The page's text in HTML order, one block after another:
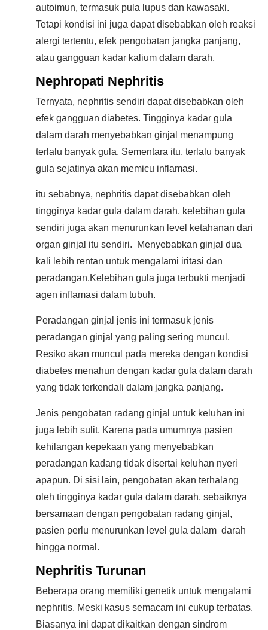
autoimun, termasuk pula lupus dan kawasaki.
Tetapi kondisi ini juga dapat disebabkan oleh reaksi
alergi tertentu, efek pengobatan jangka panjang,
atau gangguan kadar kalium dalam darah.
Nephropati Nephritis
Ternyata, nephritis sendiri dapat disebabkan oleh
efek gangguan diabetes. Tingginya kadar gula
dalam darah menyebabkan ginjal menampung
terlalu banyak gula. Sementara itu, terlalu banyak
gula sejatinya akan memicu inflamasi.
itu sebabnya, nephritis dapat disebabkan oleh
tingginya kadar gula dalam darah. kelebihan gula
sendiri juga akan menurunkan level ketahanan dari
organ ginjal itu sendiri. Menyebabkan ginjal dua
kali lebih rentan untuk mengalami iritasi dan
peradangan.Kelebihan gula juga terbukti menjadi
agen inflamasi dalam tubuh.
Peradangan ginjal jenis ini termasuk jenis
peradangan ginjal yang paling sering muncul.
Resiko akan muncul pada mereka dengan kondisi
diabetes menahun dengan kadar gula dalam darah
yang tidak terkendali dalam jangka panjang.
Jenis pengobatan radang ginjal untuk keluhan ini
juga lebih sulit. Karena pada umumnya pasien
kehilangan kepekaan yang menyebabkan
peradangan kadang tidak disertai keluhan nyeri
apapun. Di sisi lain, pengobatan akan terhalang
oleh tingginya kadar gula dalam darah. sebaiknya
bersamaan dengan pengobatan radang ginjal,
pasien perlu menurunkan level gula dalam darah
hingga normal.
Nephritis Turunan
Beberapa orang memiliki genetik untuk mengalami
nephritis. Meski kasus semacam ini cukup terbatas.
Biasanya ini dapat dikaitkan dengan sindrom